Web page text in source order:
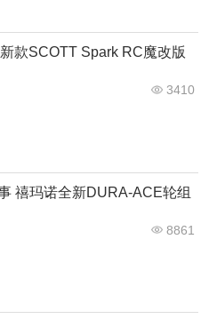
款SCOTT Spark RC魔改版
3410
禧玛诺全新DURA-ACE轮组
8861